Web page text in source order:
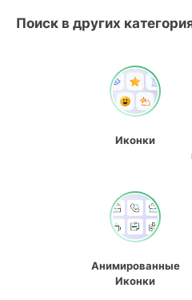
Поиск в других
Иконки
Анимированные
Иконки